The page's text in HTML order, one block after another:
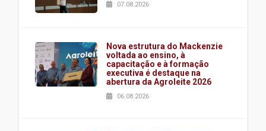
07.08.2026
Nova estrutura do Mackenzie
voltada ao ensino, à
capacitação e à formação
executiva é destaque na
abertura da Agroleite 2026
06.08.2026